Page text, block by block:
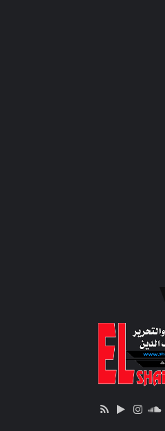
‫YouTube
ساوندانستقرام‏Google